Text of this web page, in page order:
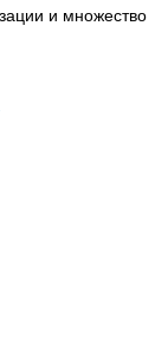
и множество